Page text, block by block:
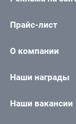
Прайс-лист
О компании
Наши награды
Наши вакансии